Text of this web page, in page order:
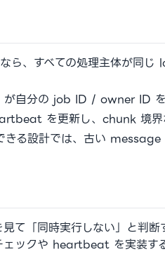
ら、すべての処理主体が
自分の job ID / owner ID を
を更新し、chunk 境界
る設計では、古い message
て「同時実行しない」と判
ックや heartbeat を実装す